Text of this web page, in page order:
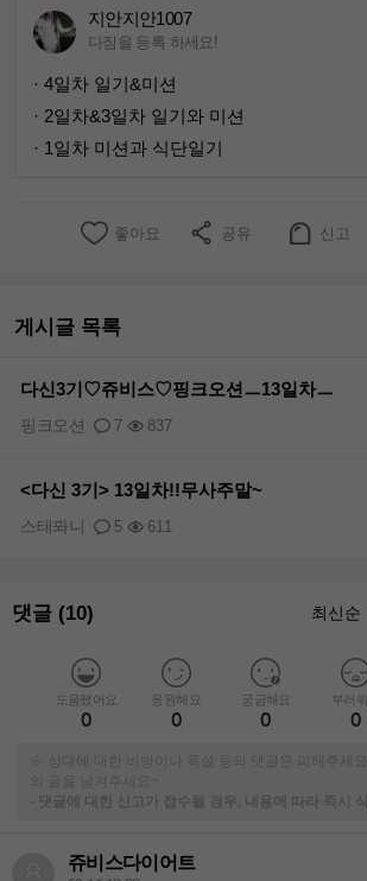
지안지안1007
다짐을 등록 하세요!
· 4일차 일기&미션
· 2일차&3일차 일기와 미션
· 1일차 미션과 식단일기
좋아요 공유 신고
게시글 목록
다신3기♡쥬비스♡핑크오션ㅡ13일차ㅡ
7 837
핑크오션
<다신 3기> 13일차!!무사주말~
5 611
스테퐈니
댓글 (10) 최신순
도움됐어요
0
응원해요
0
궁금해요
0
부러
0
※ 상대에 대한 비방이나 욕설 등의 댓글은 피해주세요
의 글을 남겨주세요~
-
댓글에 대한 신고가 접수될 경우, 내용에 따라 즉시
쥬비스다이어트